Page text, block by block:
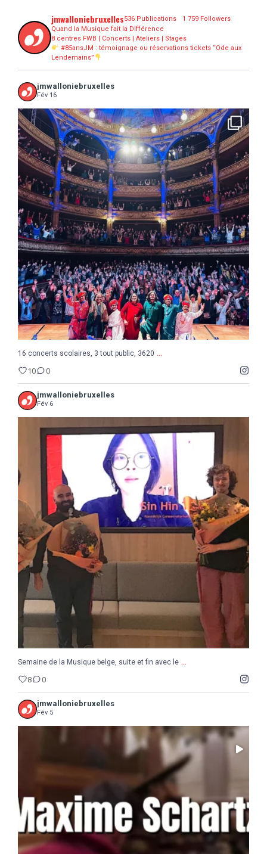
jmwalloniebruxelles536 Publications
1 759 Followers
Quand la Musique fait la Différence
8 centres FWB | Concerts | Ateliers | Stages
#85ansJM : témoignage ou réservations tickets “Ode aux
Lendemains”
jmwalloniebruxelles
Fév 16
16 concerts scolaires, 3 tout public, 3620 ...
10 0
16 concerts scolaires, 3 tout public, 3620 ...
10 0
jmwalloniebruxelles
Fév 6
Semaine de la Musique belge, suite et fin avec le ...
Semaine de la Musique belge, suite et fin avec le ...
8 0
jmwalloniebruxelles
Fév 5
Il ne reste que 10 jours pour sauter le pas :